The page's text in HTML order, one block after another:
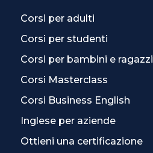
Corsi per adulti
Corsi per studenti
Corsi per bambini e ragazzi
Corsi Masterclass
Corsi Business English
Inglese per aziende
Ottieni una certificazione